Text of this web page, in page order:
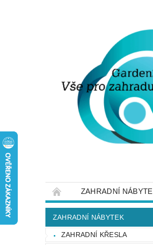
ZAHRADNÍ
STRUČNĚ O DOPRAVĚ A
OCHRANA OSOBNÍCH
ZAHRADNÍ NÁBYTEK
ZAHRADNÍ KŘESLA